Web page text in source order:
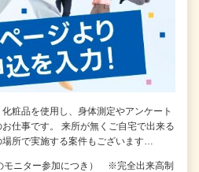
粧品を使用し、身体測定やアンケート
仕事です。 来所が無くご自宅で出来る
所で実施する案件もございます…
モニター参加につき） ※完全出来高制